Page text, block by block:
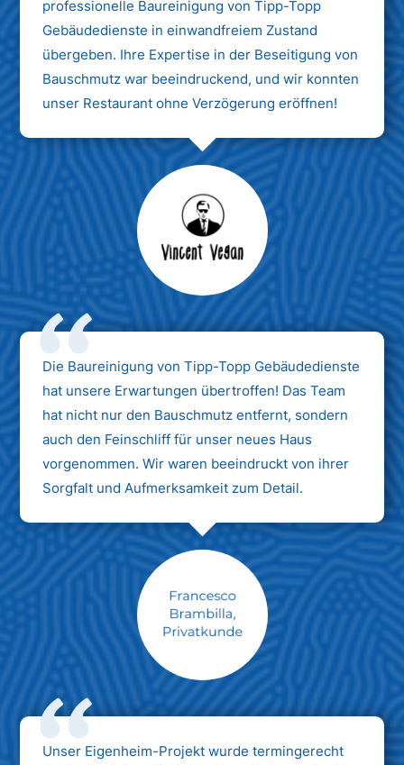
professionelle Baureinigung von Tipp-Topp
Gebäudedienste in einwandfreiem Zustand
übergeben. Ihre Expertise in der Beseitigung von
Bauschmutz war beeindruckend, und wir konnten
unser Restaurant ohne Verzögerung eröffnen!
Max Mustermann
Unternehmen AG
Die Baureinigung von Tipp-Topp Gebäudedienste
hat unsere Erwartungen übertroffen! Das Team
hat nicht nur den Bauschmutz entfernt, sondern
auch den Feinschliff für unser neues Haus
vorgenommen. Wir waren beeindruckt von ihrer
Sorgfalt und Aufmerksamkeit zum Detail.
Max Mustermann
Unternehmen AG
Unser Eigenheim-Projekt wurde termingerecht